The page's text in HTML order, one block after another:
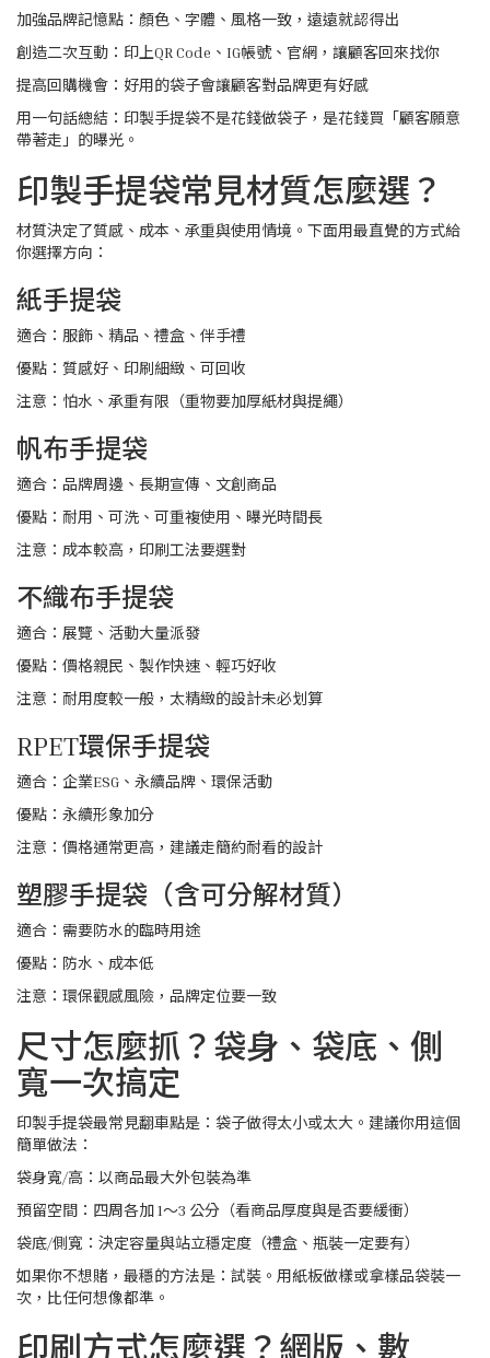
加強品牌記憶點：顏色、字體、風格一致，遠遠就認得出
創造二次互動：印上QR Code、IG帳號、官網，讓顧客回來找你
提高回購機會：好用的袋子會讓顧客對品牌更有好感
用一句話總結：印製手提袋不是花錢做袋子，是花錢買「顧客願意
帶著走」的曝光。
印製手提袋常見材質怎麼選？
材質決定了質感、成本、承重與使用情境。下面用最直覺的方式給
你選擇方向：
紙手提袋
適合：服飾、精品、禮盒、伴手禮
優點：質感好、印刷細緻、可回收
注意：怕水、承重有限（重物要加厚紙材與提繩）
帆布手提袋
適合：品牌周邊、長期宣傳、文創商品
優點：耐用、可洗、可重複使用、曝光時間長
注意：成本較高，印刷工法要選對
不織布手提袋
適合：展覽、活動大量派發
優點：價格親民、製作快速、輕巧好收
注意：耐用度較一般，太精緻的設計未必划算
RPET環保手提袋
適合：企業ESG、永續品牌、環保活動
優點：永續形象加分
注意：價格通常更高，建議走簡約耐看的設計
塑膠手提袋（含可分解材質）
適合：需要防水的臨時用途
優點：防水、成本低
注意：環保觀感風險，品牌定位要一致
尺寸怎麼抓？袋身、袋底、側
寬一次搞定
印製手提袋最常見翻車點是：袋子做得太小或太大。建議你用這個
簡單做法：
袋身寬/高：以商品最大外包裝為準
預留空間：四周各加 1～3 公分（看商品厚度與是否要緩衝）
袋底/側寬：決定容量與站立穩定度（禮盒、瓶裝一定要有）
如果你不想賭，最穩的方法是：試裝。用紙板做樣或拿樣品袋裝一
次，比任何想像都準。
印刷方式怎麼選？網版、數